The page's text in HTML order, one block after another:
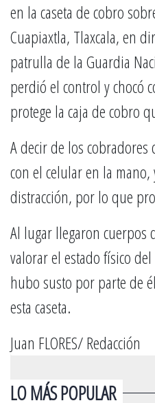
en la caseta de cobro
Cuapiaxtla, Tlaxcala, en
patrulla de la Guardia
perdió el control y chocó
protege la caja de cobro
A decir de los
con el celular en la mano,
distracción, por lo que
Al lugar llegaron cuerpos
valorar el estado físico
hubo susto por parte de
esta caseta.
Juan FLORES/ Redacción
LO MÁS POPULAR